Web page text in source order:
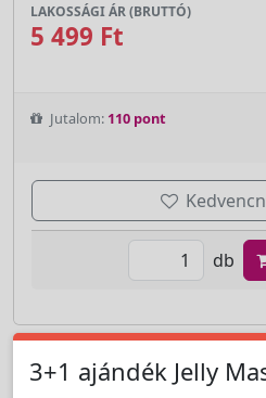
LAKOSSÁGI ÁR (BRUTTÓ)
5 499 Ft
Jutalom: 110 pont
db
3+1 ajándék Jelly